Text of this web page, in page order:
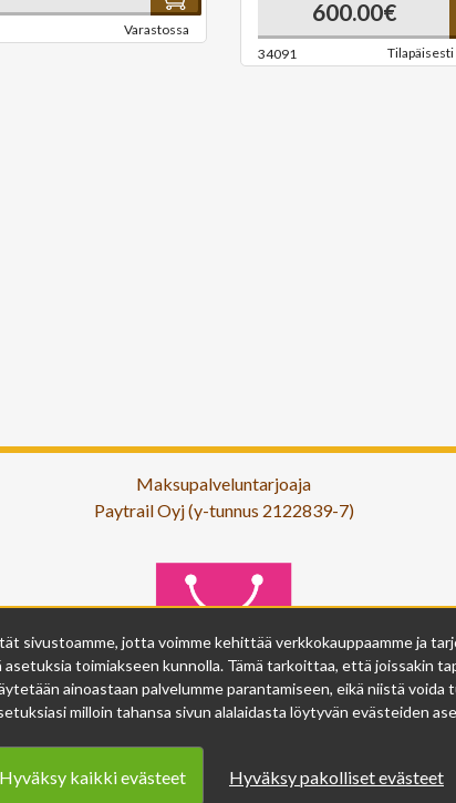
Varastossa
600.00€
34091 Tilapäisesti
Maksupalveluntarjoaja
Paytrail Oyj (y-tunnus 2122839-7)
sivustoamme, jotta voimme kehittää verkkokauppaamme ja
toimiakseen kunnolla. Tämä tarkoittaa, että joissakin
ainoastaan palvelumme parantamiseen, eikä niistä
milloin tahansa sivun alalaidasta löytyvän evästeiden
Hyväksy kaikki evästeet Hyväksy pakolliset evästeet